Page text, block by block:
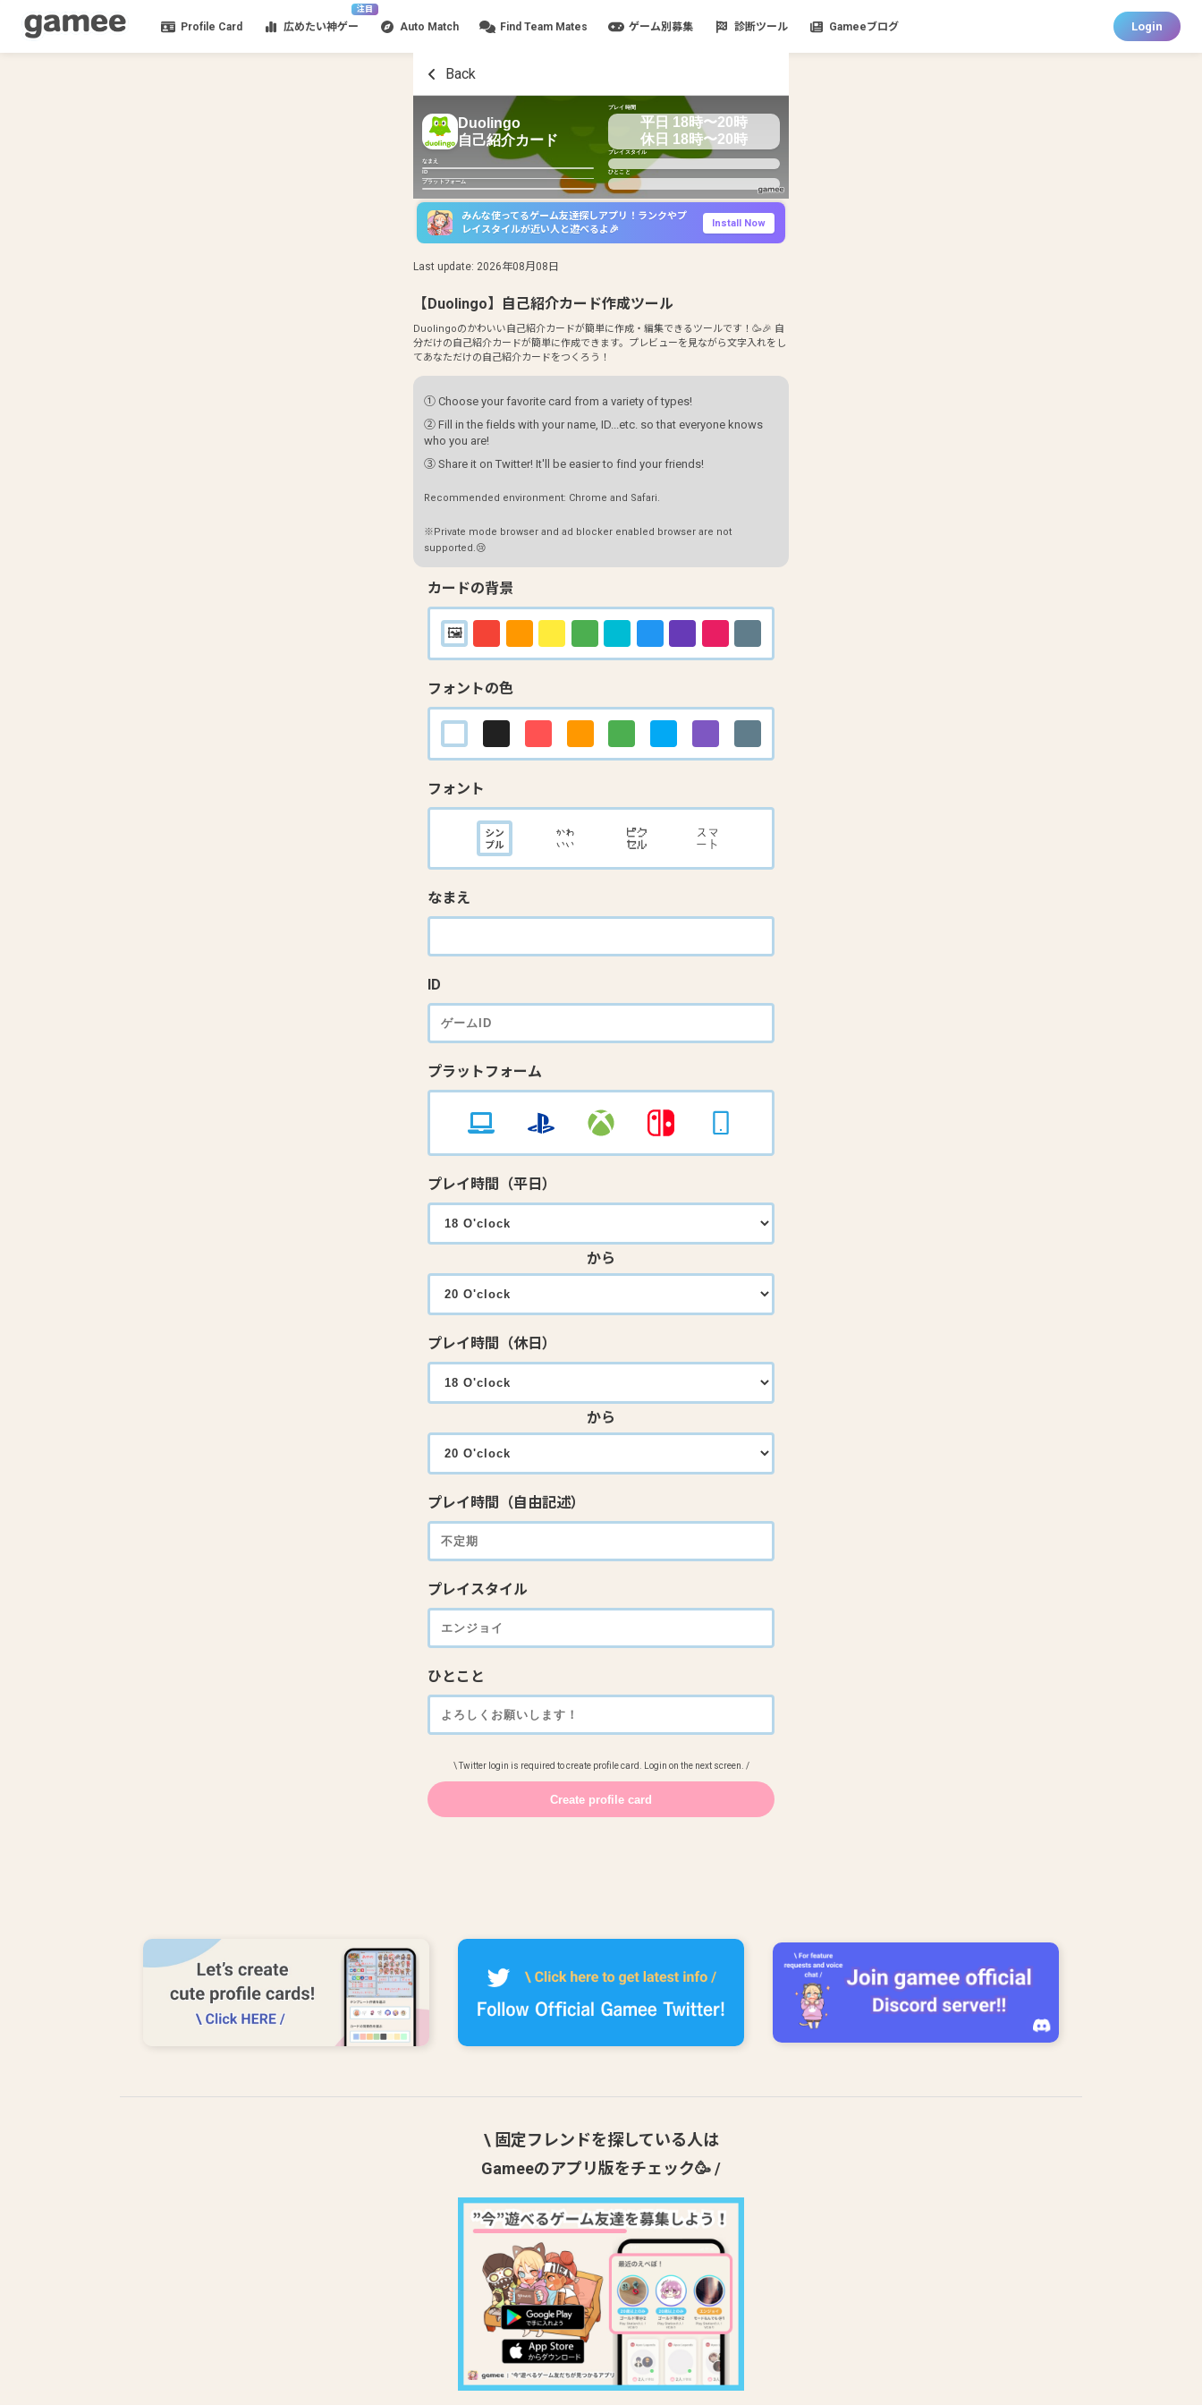
Profile Card
注目
広めたい神ゲー Auto Match Find Team Mates ゲーム別募集 診断ツール Gameeブログ Login
Back
Duolingo
自己紹介カード
なまえ
ID
プラットフォーム
プレイ時間
平日 18時〜20時
休日 18時〜20時
プレイスタイル
ひとこと
みんな使ってるゲーム友達探しアプリ！ランクやプ
レイスタイルが近い人と遊べるよ🎉
Install Now
Last update: 2026年08月08日
【Duolingo】自己紹介カード作成ツール
Duolingoのかわいい自己紹介カードが簡単に作成・編集できるツールです！🥳🎉 自
分だけの自己紹介カードが簡単に作成できます。プレビューを見ながら文字入れをし
てあなただけの自己紹介カードをつくろう！
① Choose your favorite card from a variety of types!
② Fill in the fields with your name, ID...etc. so that everyone knows
who you are!
③ Share it on Twitter! It'll be easier to find your friends!
Recommended environment: Chrome and Safari.
※Private mode browser and ad blocker enabled browser are not
supported.😢
カードの背景
フォントの色
フォント
なまえ
ID
プラットフォーム
プレイ時間（平日）
から
プレイ時間（休日）
から
プレイ時間（自由記述）
プレイスタイル
ひとこと
\ Twitter login is required to create profile card. Login on the next screen. /
\ 固定フレンドを探している人は
Gameeのアプリ版をチェック🥳 /